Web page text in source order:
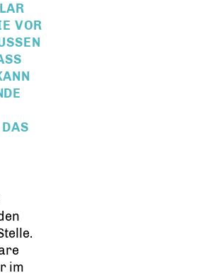
VOR
N
BZ
EH
im